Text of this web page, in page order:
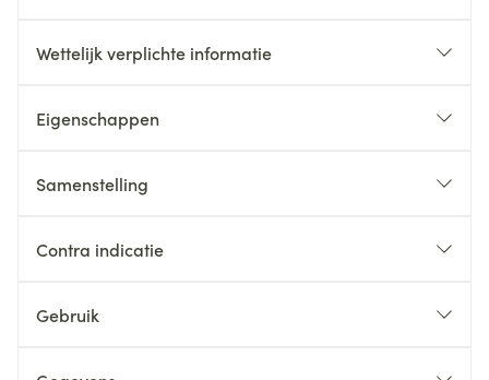
Wettelijk verplichte informatie
Eigenschappen
Samenstelling
Contra indicatie
Gebruik